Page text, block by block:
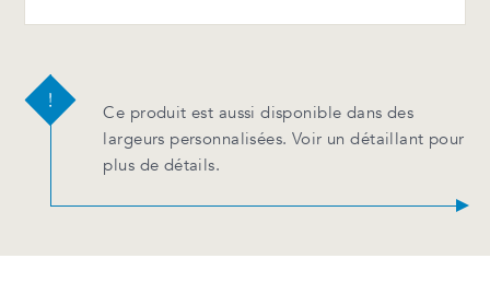
Ce produit est aussi disponible dans des
largeurs personnalisées. Voir un détaillant pour
plus de détails.